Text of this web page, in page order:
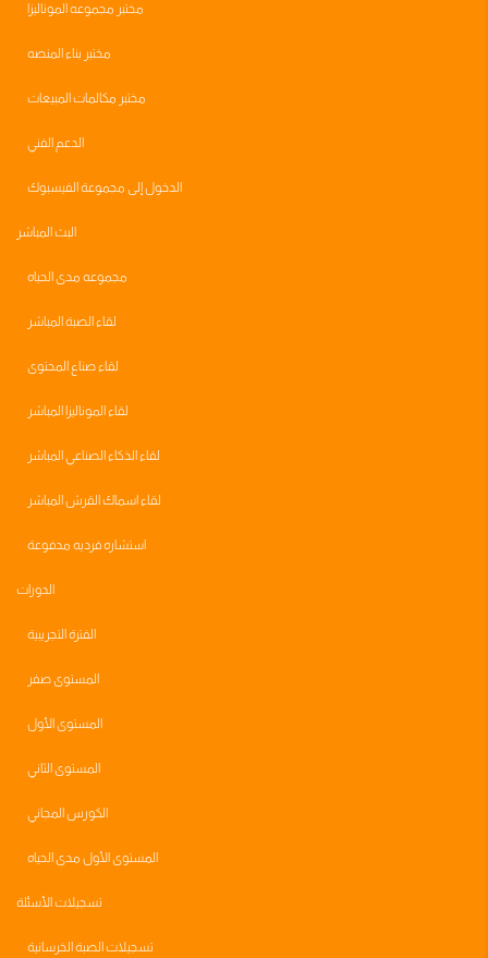
مختبر مجموعه الموناليزا
مختبر بناء المنصه
مختبر مكالمات المبيعات
الدعم الفني
الدخول إلى مجموعة الفيسبوك
البث المباشر
مجموعه مدى الحياه
لقاء الصبة المباشر
لقاء صناع المحتوى
لقاء الموناليزا المباشر
لقاء الذكاء الصناعي المباشر
لقاء اسماك القرش المباشر
استشاره فرديه مدفوعة
الدورات
الفترة التجريبية
المستوى صفر
المستوى الأول
المستوى الثاني
الكورس المجاني
المستوى الأول مدى الحياه
تسجيلات الأسئلة
تسجيلات الصبة الخرسانية